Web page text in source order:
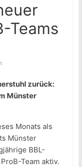
Teams
zurück:
Münster
Monats als
Münster
BBL-
Team aktiv.